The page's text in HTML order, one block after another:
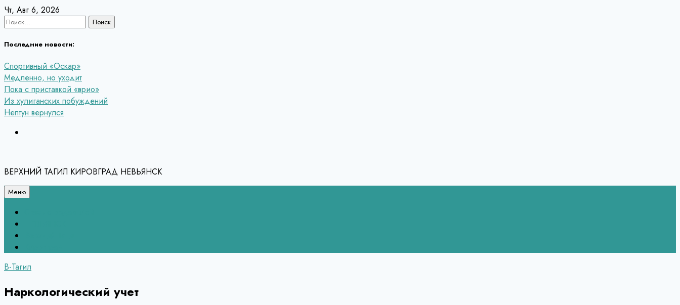
Перейти
к
Чт, Авг 6, 2026
Найти:
Последние новости:
Спортивный «Оскар»
Медленно, но уходит
Пока с приставкой «врио»
Из хулиганских побуждений
Нептун вернулся
ВЕРХНИЙ ТАГИЛ КИРОВГРАД НЕВЬЯНСК
Меню
В-Тагил
Наркологический учет